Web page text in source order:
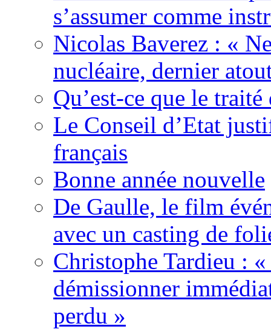
s’assumer comme
Nicolas Baverez : «
nucléaire, dernier
Qu’est-ce que le traité
Le Conseil d’Etat
français
Bonne année nouvelle
De Gaulle, le film
avec un casting de
Christophe Tardieu : «
démissionner
perdu »